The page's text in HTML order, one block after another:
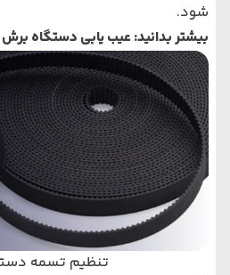
شود.
بیشتر بدانید: عیب یابی دستگاه برش
تنظیم تسمه